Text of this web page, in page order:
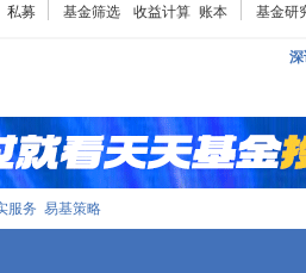
私募
基金筛选
收益计算 账本
基金研
深
服务 易基策略